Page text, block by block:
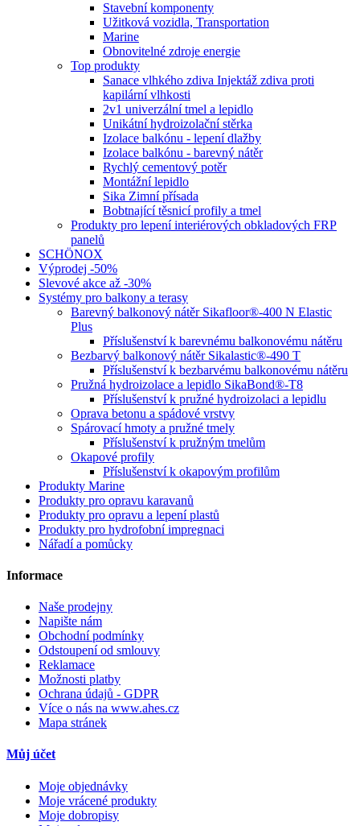
Stavební komponenty
Užitková vozidla, Transportation
Marine
Obnovitelné zdroje energie
Top produkty
Sanace vlhkého zdiva Injektáž zdiva proti
kapilární vlhkosti
2v1 univerzální tmel a lepidlo
Unikátní hydroizolační stěrka
Izolace balkónu - lepení dlažby
Izolace balkónu - barevný nátěr
Rychlý cementový potěr
Montážní lepidlo
Sika Zimní přísada
Bobtnající těsnicí profily a tmel
Produkty pro lepení interiérových obkladových FRP
panelů
SCHÖNOX
Výprodej -50%
Slevové akce až -30%
Systémy pro balkony a terasy
Barevný balkonový nátěr Sikafloor®-400 N Elastic
Plus
Příslušenství k barevnému balkonovému nátěru
Bezbarvý balkonový nátěr Sikalastic®-490 T
Příslušenství k bezbarvému balkonovému nátěru
Pružná hydroizolace a lepidlo SikaBond®-T8
Příslušenství k pružné hydroizolaci a lepidlu
Oprava betonu a spádové vrstvy
Spárovací hmoty a pružné tmely
Příslušenství k pružným tmelům
Okapové profily
Příslušenství k okapovým profilům
Produkty Marine
Produkty pro opravu karavanů
Produkty pro opravu a lepení plastů
Produkty pro hydrofobní impregnaci
Nářadí a pomůcky
Informace
Naše prodejny
Napište nám
Obchodní podmínky
Odstoupení od smlouvy
Reklamace
Možnosti platby
Ochrana údajů - GDPR
Více o nás na www.ahes.cz
Mapa stránek
Můj účet
Moje objednávky
Moje vrácené produkty
Moje dobropisy